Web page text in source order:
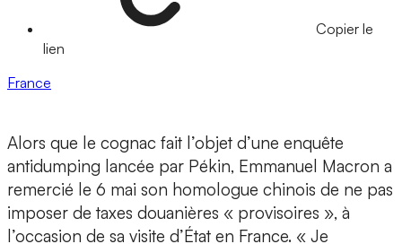
Copier le
lien
France
Alors que le cognac fait l’objet d’une enquête
antidumping lancée par Pékin, Emmanuel Macron a
remercié le 6 mai son homologue chinois de ne pas
imposer de taxes douanières « provisoires », à
l’occasion de sa visite d’État en France. « Je